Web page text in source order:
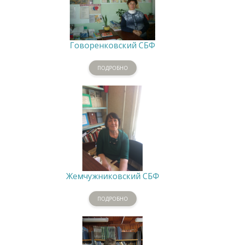
Говоренковский СБФ
ПОДРОБНО
Жемчужниковский СБФ
ПОДРОБНО